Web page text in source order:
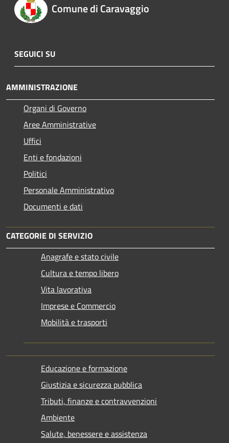
Comune di Caravaggio
SEGUICI SU
AMMINISTRAZIONE
Organi di Governo
Aree Amministrative
Uffici
Enti e fondazioni
Politici
Personale Amministrativo
Documenti e dati
CATEGORIE DI SERVIZIO
Anagrafe e stato civile
Cultura e tempo libero
Vita lavorativa
Imprese e Commercio
Mobilità e trasporti
Educazione e formazione
Giustizia e sicurezza pubblica
Tributi, finanze e contravvenzioni
Ambiente
Salute, benessere e assistenza